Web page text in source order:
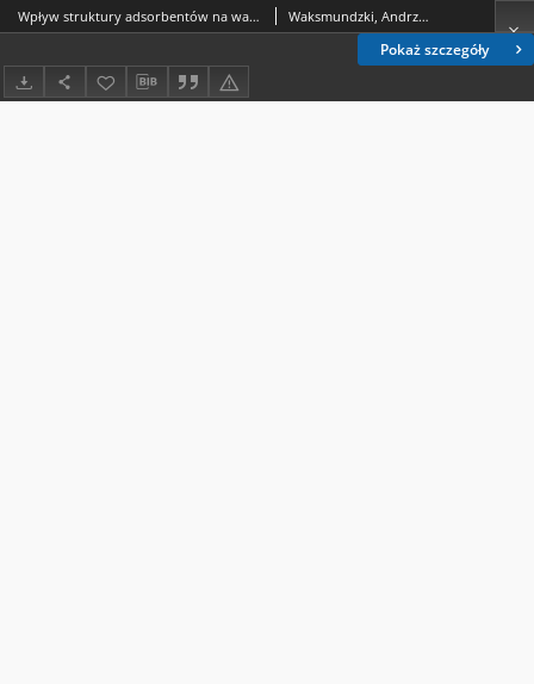
Pokaż szczegóły
Wpływ struktury adsorbentów na wartości RF w chromatografii cienkowarstwowej przy zastosowaniu rozpuszczalników jednoskładnikowych jako fazy ruchomej Waksmundzki, Andrzej (1910-1998).; Różyło, Jan Kazimierz (1936- ).